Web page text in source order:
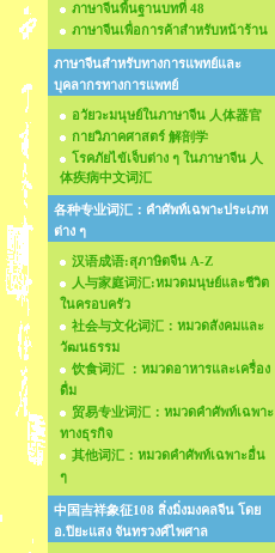
ภาษาจีนพื้นฐานบทที่ 48
ภาษาจีนเพื่อการค้าสำหรับหน้าร้าน
ภาษาจีนสำหรับทางการแพทย์และ
บุคลากรทางการแพทย์
อวัยวะมนุษย์ในภาษาจีน 人体器官
กายวิภาคศาสตร์ 解剖学
โรคภัยไข้เจ็บต่าง ๆ ในภาษาจีน 人
体疾病中文词汇
各种专业词汇：คำศัพท์เฉพาะประเภท
ต่าง ๆ
汉语成语:สุภาษิตจีน A-Z
人与家庭词汇:หมวดมนุษย์และชีวิต
ในครอบครัว
社会与文化词汇：หมวดสังคมและ
วัฒนธรรม
饮食词汇 ：หมวดอาหารและเครื่อง
ดื่ม
贸易专业词汇：หมวดคำศัพท์เฉพาะ
ทางธุรกิจ
其他词汇：หมวดคำศัพท์เฉพาะอื่น
ๆ
中国吉祥象征108 สิ่งมิ่งมงคลจีน โดย
อ.ปิยะแสง จันทรวงศ์ไพศาล